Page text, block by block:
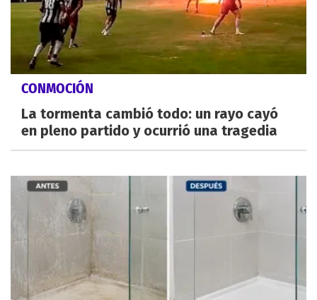
CONMOCIÓN
La tormenta cambió todo: un rayo cayó
en pleno partido y ocurrió una tragedia